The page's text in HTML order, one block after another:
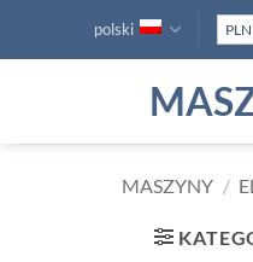
polski PLN
MASZYNY /